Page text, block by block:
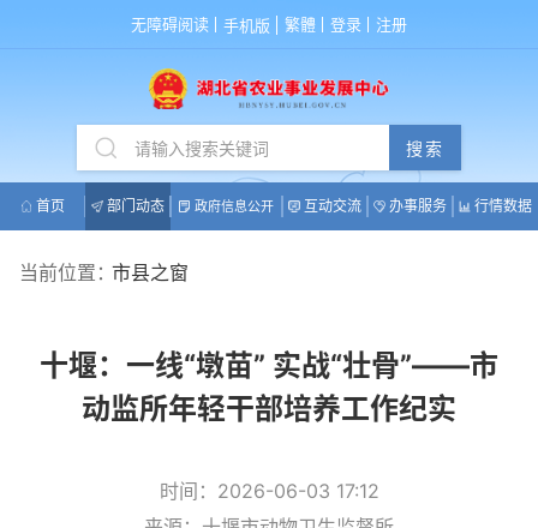
无障碍阅读 手机版 繁體 登录 注册
搜索
首页 部门动态 政府信息公开 互动交流 办事服务 行情数据
当前位置：市县之窗
十堰：一线“墩苗” 实战“壮骨”——市
动监所年轻干部培养工作纪实
时间：2026-06-03 17:12